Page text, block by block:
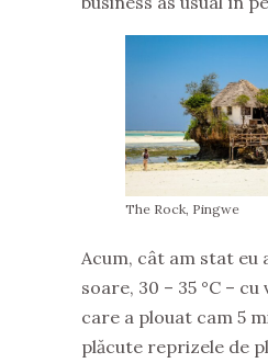
The Rock, Pingwe
Acum, cât am stat eu
soare, 30 – 35 °C –
care a plouat cam 5
plăcute reprizele de